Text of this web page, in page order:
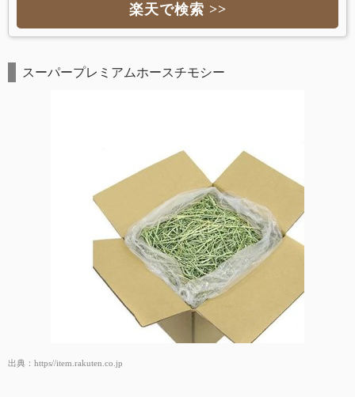
楽天で検索 >>
スーパープレミアムホースチモシー
出典： https//item.rakuten.co.jp